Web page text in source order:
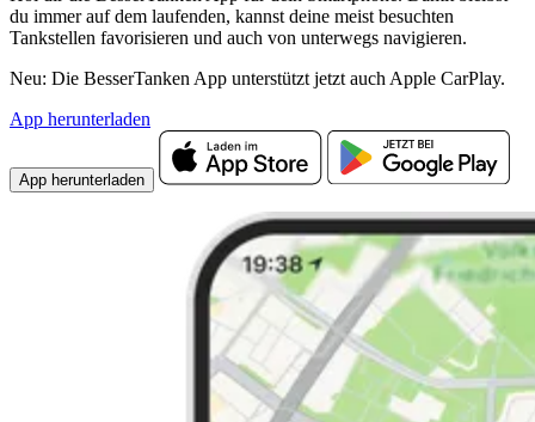
du immer auf dem laufenden, kannst deine meist besuchten
Tankstellen favorisieren und auch von unterwegs navigieren.
Neu: Die BesserTanken App unterstützt jetzt auch Apple CarPlay.
App herunterladen
App herunterladen